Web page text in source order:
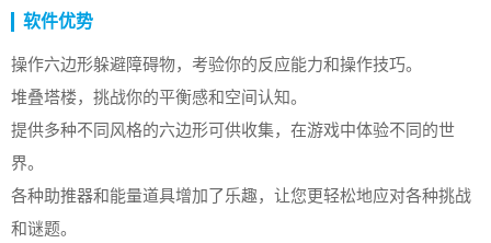
软件优势
操作六边形躲避障碍物，考验你的反应能力和操作技巧。
堆叠塔楼，挑战你的平衡感和空间认知。
提供多种不同风格的六边形可供收集，在游戏中体验不同的世
界。
各种助推器和能量道具增加了乐趣，让您更轻松地应对各种挑战
和谜题。